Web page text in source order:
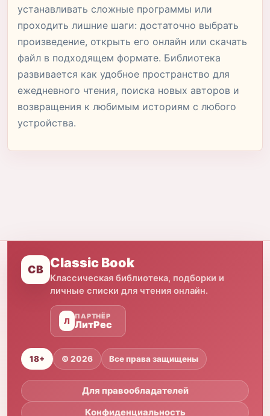
устанавливать сложные программы или
проходить лишние шаги: достаточно выбрать
произведение, открыть его онлайн или скачать
файл в подходящем формате. Библиотека
развивается как удобное пространство для
ежедневного чтения, поиска новых авторов и
возвращения к любимым историям с любого
устройства.
CB Classic Book
Классическая библиотека, подборки и
личные списки для чтения онлайн.
Л
ПАРТНЁР
ЛитРес
18+ © 2026 Все права защищены
Для правообладателей
Конфиденциальность